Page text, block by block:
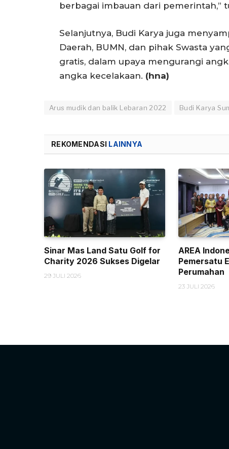
berbagai imbauan dari pemerintah,”
Selanjutnya, Budi Karya juga
Daerah, BUMN, dan pihak Swasta
gratis, dalam upaya mengurangi
angka kecelakaan. (hna)
Arus mudik dan balik Lebaran 2022 Budi Karya
REKOMENDASI LAINNYA
Sinar Mas Land Satu Golf for
Charity 2026 Sukses Digelar
29 JULI 2026
AREA
Pemersatu
Perumahan
23 JULI 2026